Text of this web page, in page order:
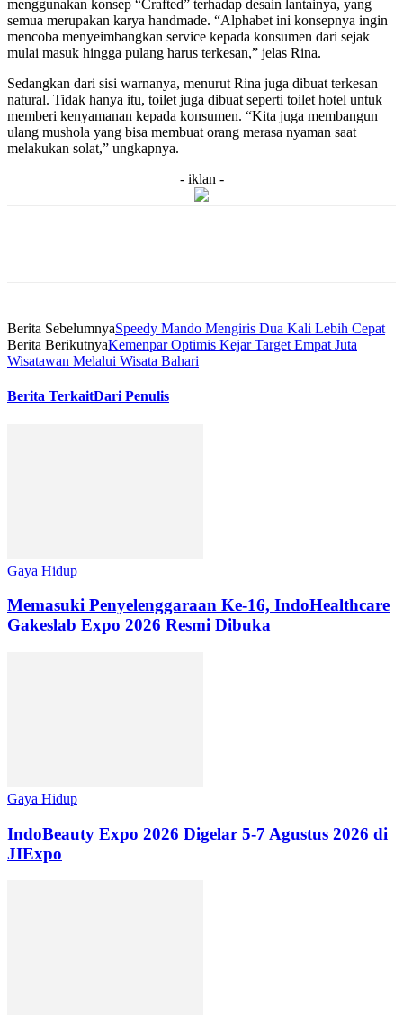
menggunakan konsep “Crafted” terhadap desain lantainya, yang
semua merupakan karya handmade. “Alphabet ini konsepnya ingin
mencoba menyeimbangkan service kepada konsumen dari sejak
mulai masuk hingga pulang harus terkesan,” jelas Rina.
Sedangkan dari sisi warnanya, menurut Rina juga dibuat terkesan
natural. Tidak hanya itu, toilet juga dibuat seperti toilet hotel untuk
memberi kenyamanan kepada konsumen. “Kita juga membangun
ulang mushola yang bisa membuat orang merasa nyaman saat
melakukan solat,” ungkapnya.
- iklan -
Berita SebelumnyaSpeedy Mando Mengiris Dua Kali Lebih Cepat
Berita BerikutnyaKemenpar Optimis Kejar Target Empat Juta
Wisatawan Melalui Wisata Bahari
Berita TerkaitDari Penulis
Gaya Hidup
Memasuki Penyelenggaraan Ke-16, IndoHealthcare
Gakeslab Expo 2026 Resmi Dibuka
Gaya Hidup
IndoBeauty Expo 2026 Digelar 5-7 Agustus 2026 di
JIExpo